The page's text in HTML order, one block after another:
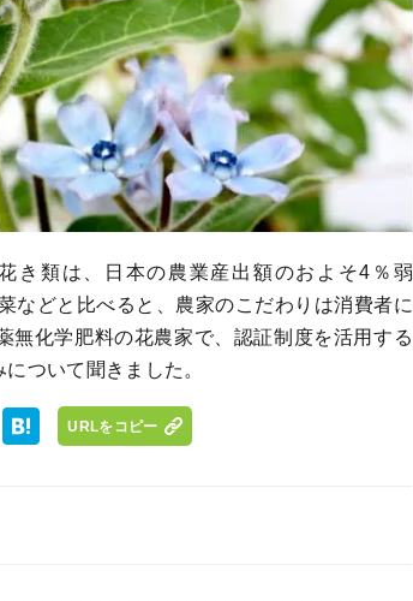
き類は、日本の農業産出額のおよそ4％弱
などと比べると、農家のこだわりは消費者に
無化学肥料の花農家で、認証制度を活用する
ついて聞きました。
URLをコピー